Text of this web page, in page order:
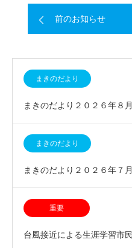
前のお知らせ
まきのだより
まきのだより２０２６年８
まきのだより
まきのだより２０２６年７
重要
台風接近による生涯学習市